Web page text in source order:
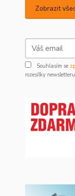
Zobrazit
Souhlasím se
rozesílky